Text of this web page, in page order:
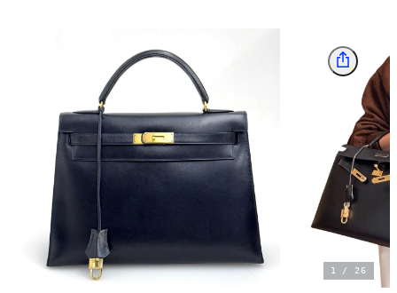
1 / 26